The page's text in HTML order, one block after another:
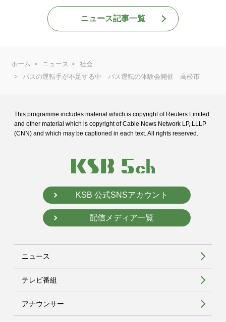
ニュース記事一覧
ホーム ニュース
社会
バスの運転手が不足する中 バス運転の体験会開催 高松市
This programme includes material which is copyright of Reuters Limited
and other material which is copyright of Cable News Network LP, LLLP
(CNN) and which may be captioned in each text. All rights reserved.
KSB 公式SNSアカウント
配信メディア一覧
ニュース
テレビ番組
アナウンサー